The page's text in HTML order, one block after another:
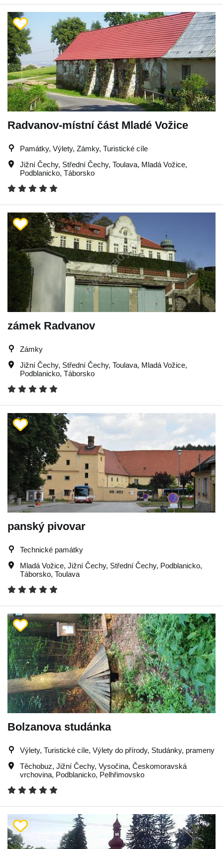
Radvanov-místní část Mladé Vožice
Památky, Výlety, Zámky, Turistické cíle
Jižní Čechy, Střední Čechy, Toulava, Mladá Vožice,
Podblanicko, Táborsko
zámek Radvanov
Zámky
Jižní Čechy, Střední Čechy, Toulava, Mladá Vožice,
Podblanicko, Táborsko
panský pivovar
Technické památky
Mladá Vožice, Jižní Čechy, Střední Čechy, Podblanicko,
Táborsko, Toulava
Bolzanova studánka
Výlety, Turistické cíle, Výlety do přírody, Studánky, prameny
Těchobuz, Jižní Čechy, Vysočina, Českomoravská
vrchovina, Podblanicko, Pelhřimovsko